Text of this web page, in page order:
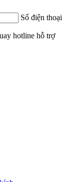
Số điện thoại
hotline hỗ trợ